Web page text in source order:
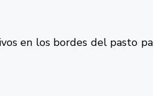
en los bordes del pasto